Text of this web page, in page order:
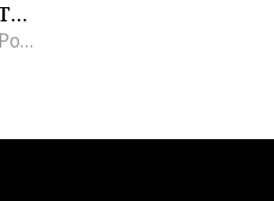
UNITED COLORS OF BENETTON
Bluza de satin fara maneci, Portocaliu mandarina